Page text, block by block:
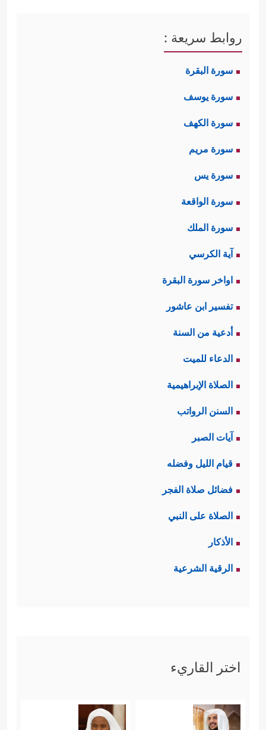
روابط سريعة :
سورة البقرة
سورة يوسف
سورة الكهف
سورة مريم
سورة يس
سورة الواقعة
سورة الملك
آية الكرسي
اواخر سورة البقرة
تفسير ابن عاشور
أدعية من السنة
الدعاء للميت
الصلاة الإبراهيمية
السنن الرواتب
آيات الصبر
قيام الليل وفضله
فضائل صلاة الفجر
الصلاة على النبي
الأذكار
الرقية الشرعية
اختر القاريء